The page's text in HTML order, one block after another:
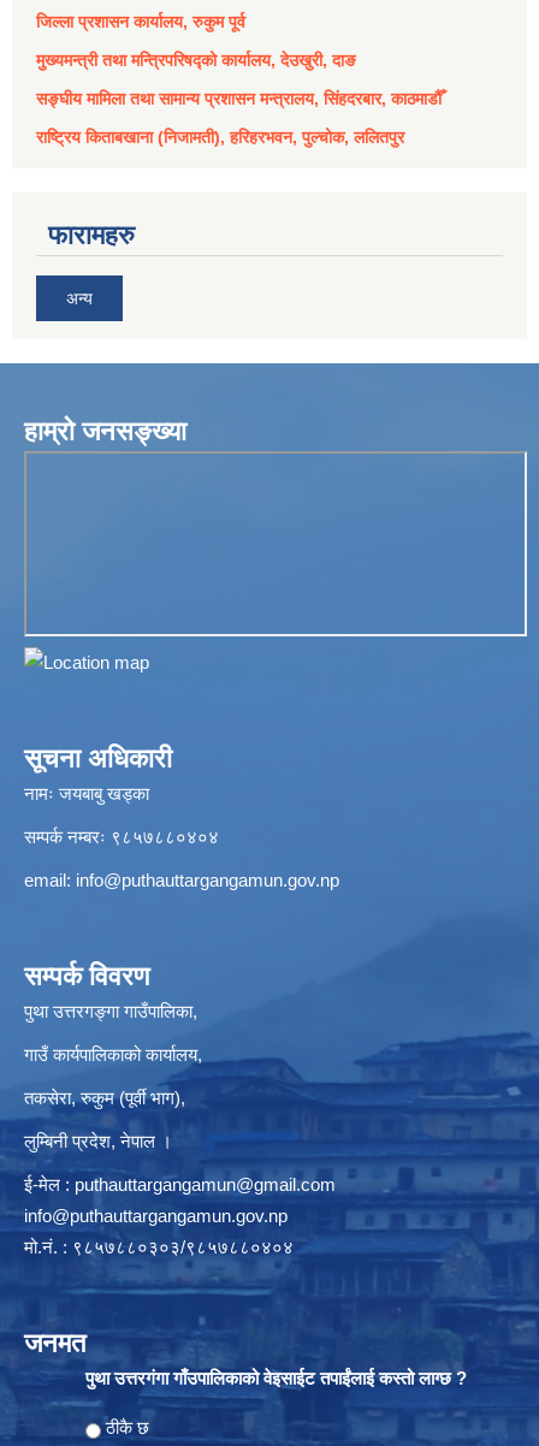
जिल्ला प्रशासन कार्यालय, रुकुम पूर्व
मुख्यमन्त्री तथा मन्त्रिपरिषद्को कार्यालय, देउखुरी, दाङ
सङ्घीय मामिला तथा सामान्य प्रशासन मन्त्रालय, सिंहदरबार, काठमाडौँ
राष्ट्रिय किताबखाना (निजामती), हरिहरभवन, पुल्चोक, ललितपुर
फारामहरु
अन्य
हाम्रो जनसङ्ख्या
सूचना अधिकारी
नामः जयबाबु खड्का
सम्पर्क नम्बरः ९८५७८८०४०४
email: info@puthauttargangamun.gov.np
सम्पर्क विवरण
पुथा उत्तरगङ्गा गाउँपालिका,
गाउँ कार्यपालिकाको कार्यालय,
तकसेरा, रुकुम (पूर्वी भाग),
लुम्बिनी प्रदेश, नेपाल ।
ई-मेल : puthauttargangamun@gmail.com
info@puthauttargangamun.gov.np
मो.नं. : ९८५७८८०३०३/९८५७८८०४०४
जनमत
पुथा उत्तरगंगा गाँउपालिकाको वेइसाईट तपाईंलाई कस्तो लाग्छ ?
Choices
ठीकै छ